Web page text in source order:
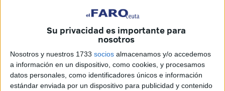
Su privacidad es importante para
nosotros
Nosotros y nuestros 1733 socios almacenamos y/o accedemos
a información en un dispositivo, como cookies, y procesamos
datos personales, como identificadores únicos e información
estándar enviada por un dispositivo para publicidad y contenido
Estoy dentro de una burbuja, ella me protege de todo el
exterior. Veo como me intentan intimidar a través de las
miradas, o quizás sea asegurarse que estoy dentro y que
Son unas incógnitas tan grandes, como ganas de salir de
ella.